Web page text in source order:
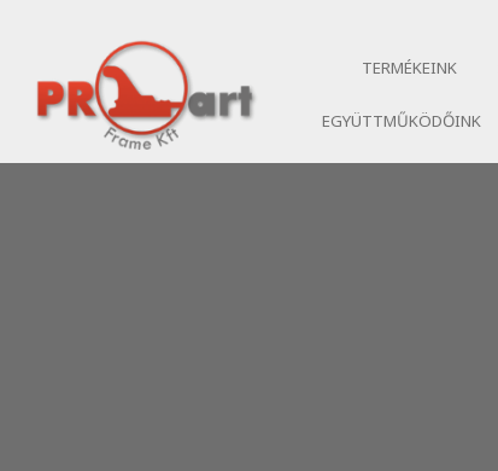
TERMÉKEINK
EGYÜTTMŰKÖDŐINK